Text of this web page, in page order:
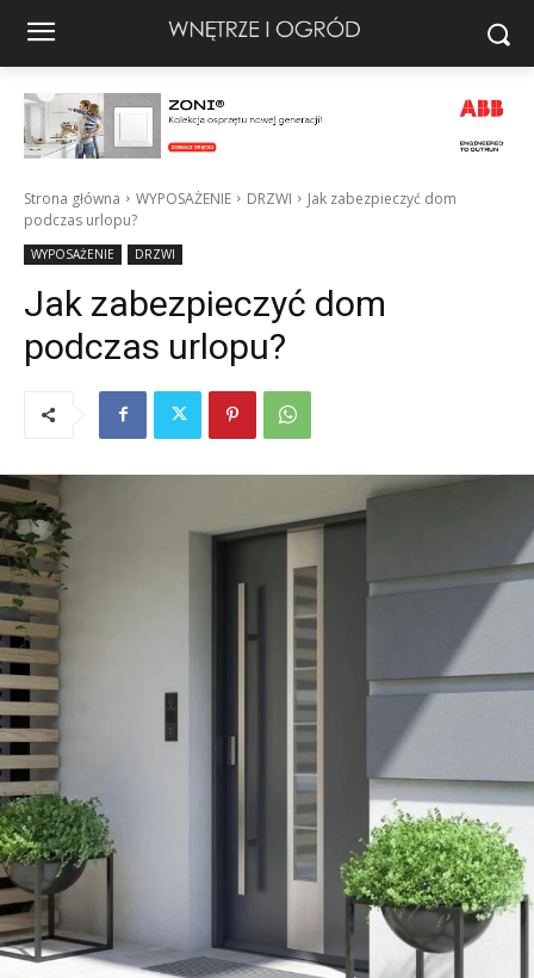
Strona główna WYPOSAŻENIE DRZWI
Jak zabezpieczyć dom
podczas urlopu?
WYPOSAŻENIE DRZWI
Jak zabezpieczyć dom
podczas urlopu?